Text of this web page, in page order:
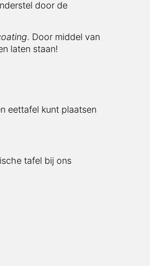
poedercoating ook
. Door middel van deze
kunt plaatsen
tafel bij ons bestellen.